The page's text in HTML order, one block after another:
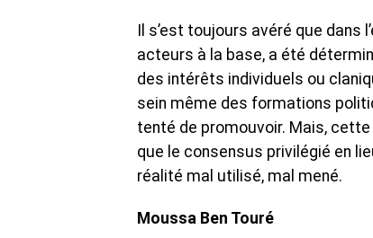
Il s’est toujours avéré que
acteurs à la base, a été
des intérêts individuels ou
sein même des formations
tenté de promouvoir. Mais,
que le consensus privilégié en
réalité mal utilisé, mal mené.
Moussa Ben Touré